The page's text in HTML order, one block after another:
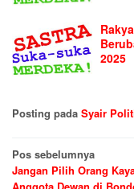
2025
Posting pada Syair
Navigasi
pos
Pos sebelumnya
Jangan Pilih Orang